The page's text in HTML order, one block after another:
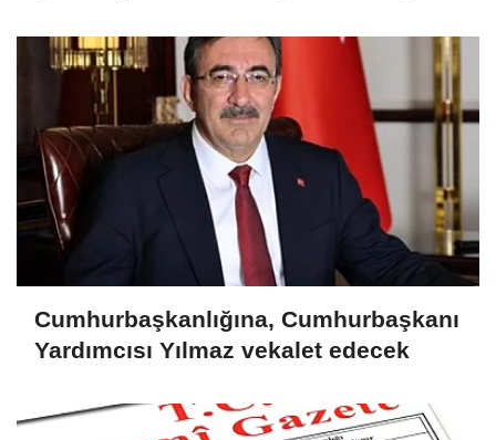
Cumhurbaşkanlığına, Cumhurbaşkanı
Yardımcısı Yılmaz vekalet edecek